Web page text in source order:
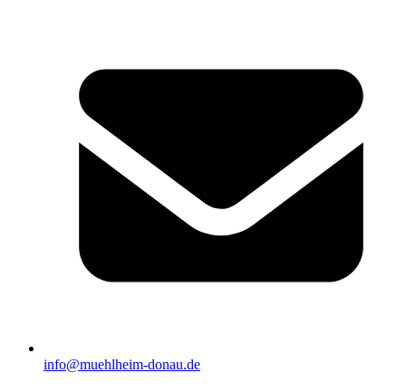
info@muehlheim-donau.de